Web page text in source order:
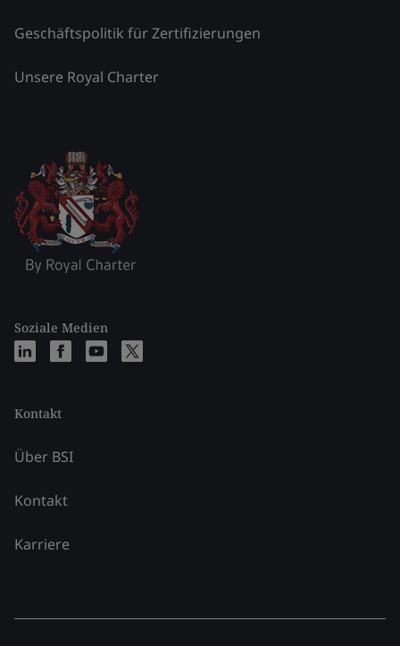
Geschäftspolitik für Zertifizierungen
Unsere Royal Charter
Soziale Medien
Kontakt
Über BSI
Kontakt
Karriere